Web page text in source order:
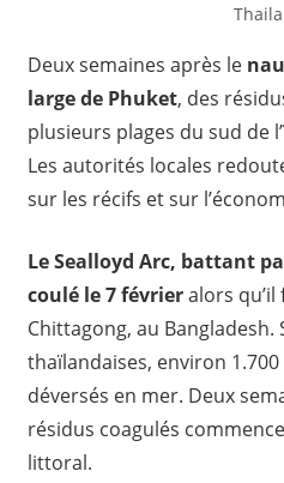
Deux semaines après le
large de Phuket, des
plusieurs plages du sud de
Les autorités locales
sur les récifs et sur
Le Sealloyd Arc, battant
coulé le 7 févrieralors qu’il
Chittagong, au Bangladesh.
thaïlandaises, environ
déversés en mer. Deux
résidus coagulés
littoral.